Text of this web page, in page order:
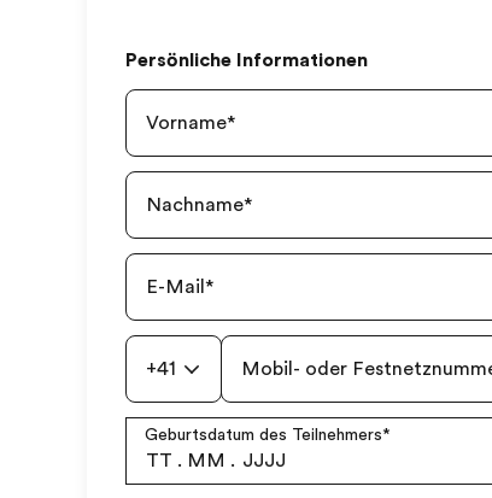
Persönliche Informationen
Vorname*
Nachname*
E-Mail *
+41 Mobil- oder
Geburtsdatum des Teilnehmers*
TT . MM . JJJJ